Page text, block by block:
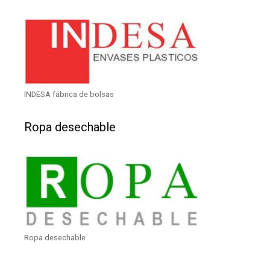
INDESA fábrica de bolsas
Ropa desechable
Ropa desechable